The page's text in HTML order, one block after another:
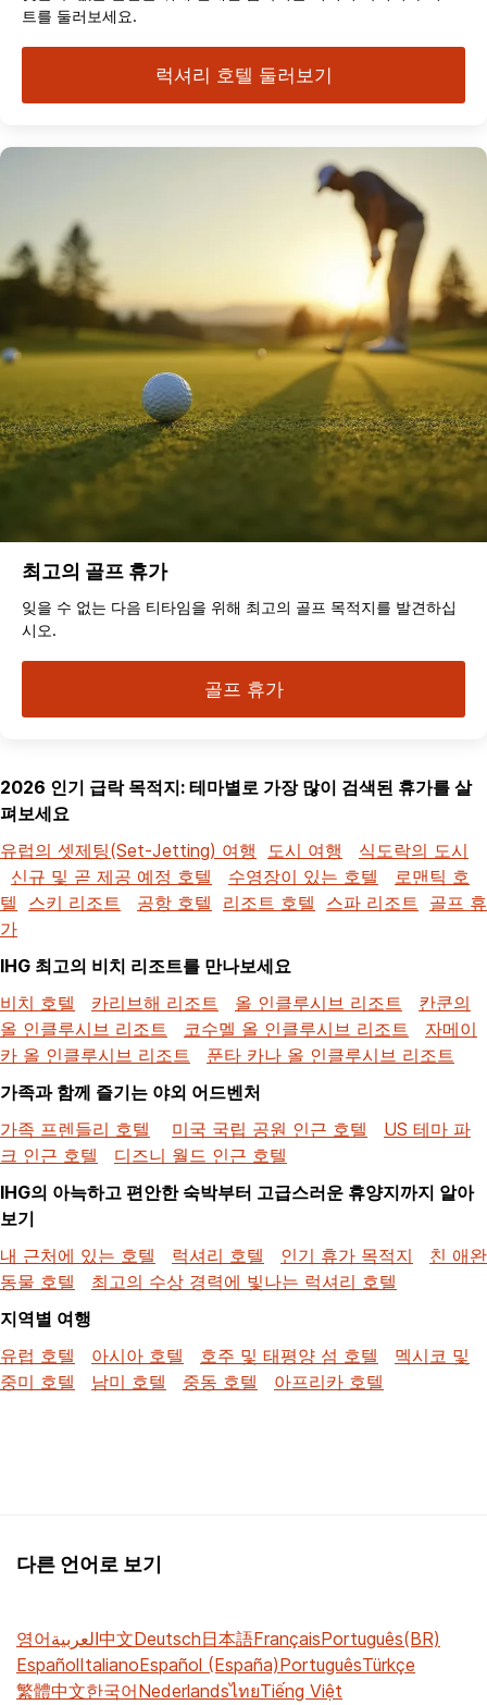
트를 둘러보세요.
럭셔리 호텔 둘러보기
최고의 골프 휴가
잊을 수 없는 다음 티타임을 위해 최고의 골프 목적지를 발견하십
시오.
골프 휴가
2026 인기 급락 목적지: 테마별로 가장 많이 검색된 휴가를 살
펴보세요
유럽의 셋제팅(Set-Jetting) 여행
도시 여행
식도락의 도시
신규 및 곧 제공 예정 호텔
수영장이 있는 호텔
로맨틱 호
텔
스키 리조트 공항 호텔 리조트 호텔 스파 리조트
골프 휴
가
IHG 최고의 비치 리조트를 만나보세요
비치 호텔
카리브해 리조트 올 인클루시브 리조트
칸쿤의
올 인클루시브 리조트
코수멜 올 인클루시브 리조트
자메이
카 올 인클루시브 리조트
푼타 카나 올 인클루시브 리조트
가족과 함께 즐기는 야외 어드벤처
가족 프렌들리 호텔
미국 국립 공원 인근 호텔
US 테마 파
크 인근 호텔
디즈니 월드 인근 호텔
IHG의 아늑하고 편안한 숙박부터 고급스러운 휴양지까지 알아
보기
내 근처에 있는 호텔
럭셔리 호텔 인기 휴가 목적지
친 애완
동물 호텔
최고의 수상 경력에 빛나는 럭셔리 호텔
지역별 여행
유럽 호텔
아시아 호텔 호주 및 태평양 섬 호텔
멕시코 및
중미 호텔
남미 호텔 중동 호텔 아프리카 호텔
다른 언어로 보기
영어العربية中文Deutsch日本語FrançaisPortuguês(BR)
EspañolItalianoEspañol (España)PortuguêsTürkçe
繁體中文한국어NederlandsไทยTiếng Việt